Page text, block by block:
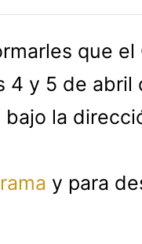
que
4 y 5 de
la
y para